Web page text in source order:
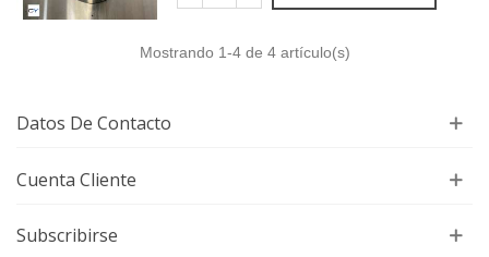
Mostrando 1-4 de 4 artículo(s)
Datos De Contacto
Cuenta Cliente
Subscribirse